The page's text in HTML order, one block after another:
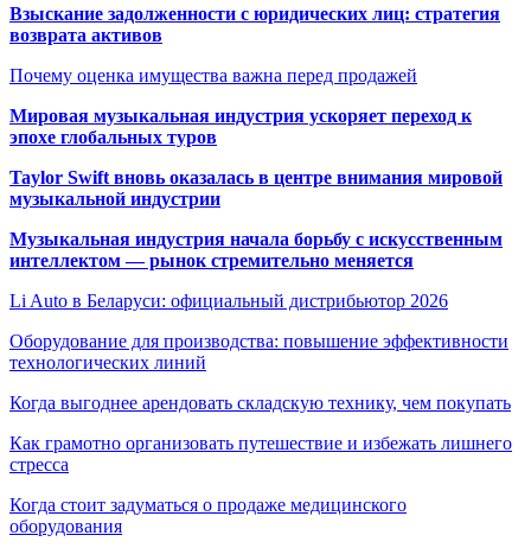
Взыскание задолженности с юридических лиц: стратегия
возврата активов
Почему оценка имущества важна перед продажей
Мировая музыкальная индустрия ускоряет переход к
эпохе глобальных туров
Taylor Swift вновь оказалась в центре внимания мировой
музыкальной индустрии
Музыкальная индустрия начала борьбу с искусственным
интеллектом — рынок стремительно меняется
Li Auto в Беларуси: официальный дистрибьютор 2026
Оборудование для производства: повышение эффективности
технологических линий
Когда выгоднее арендовать складскую технику, чем покупать
Как грамотно организовать путешествие и избежать лишнего
стресса
Когда стоит задуматься о продаже медицинского
оборудования